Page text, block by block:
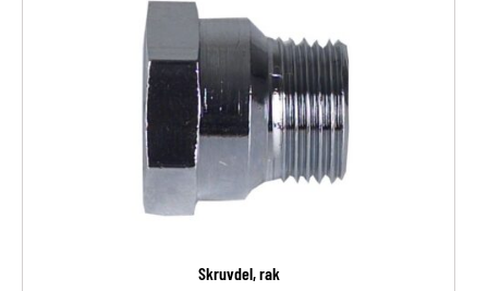
Skruvdel, rak